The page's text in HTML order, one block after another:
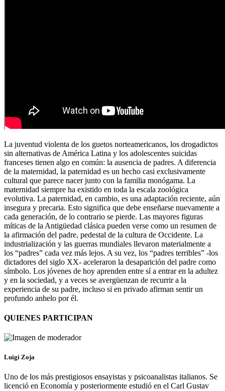
La juventud violenta de los guetos norteamericanos, los drogadictos
sin alternativas de América Latina y los adolescentes suicidas
franceses tienen algo en común: la ausencia de padres. A diferencia
de la maternidad, la paternidad es un hecho casi exclusivamente
cultural que parece nacer junto con la familia monógama. La
maternidad siempre ha existido en toda la escala zoológica
evolutiva. La paternidad, en cambio, es una adaptación reciente, aún
insegura y precaria. Esto significa que debe enseñarse nuevamente a
cada generación, de lo contrario se pierde. Las mayores figuras
míticas de la Antigüedad clásica pueden verse como un resumen de
la afirmación del padre, pedestal de la cultura de Occidente. La
industrialización y las guerras mundiales llevaron materialmente a
los “padres” cada vez más lejos. A su vez, los “padres terribles” -los
dictadores del siglo XX- aceleraron la desaparición del padre como
símbolo. Los jóvenes de hoy aprenden entre sí a entrar en la adultez
y en la sociedad, y a veces se avergüenzan de recurrir a la
experiencia de su padre, incluso si en privado afirman sentir un
profundo anhelo por él.
QUIENES PARTICIPAN
Luigi Zoja
Uno de los más prestigiosos ensayistas y psicoanalistas italianos. Se
licenció en Economía y posteriormente estudió en el Carl Gustav